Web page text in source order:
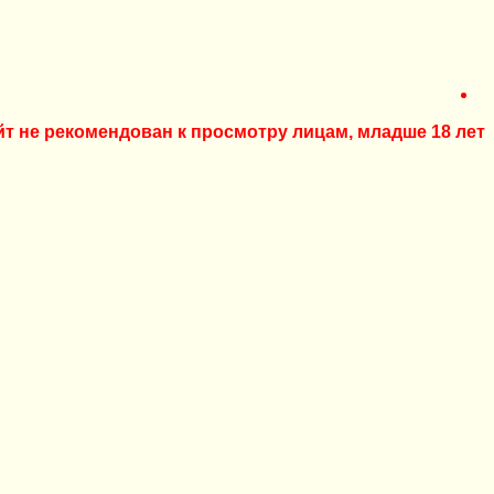
не рекомендован к просмотру лицам, младше 18 лет